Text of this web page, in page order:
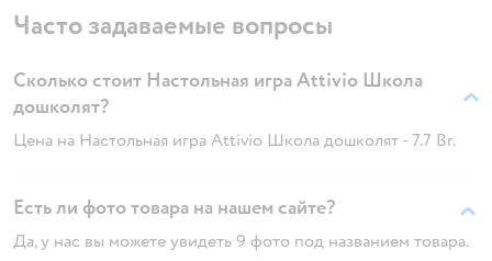
Часто задаваемые вопросы
Сколько стоит Настольная игра Attivio Школа
дошколят?
Цена на Настольная игра Attivio Школа дошколят - 7.7 Br.
Есть ли фото товара на нашем сайте?
Да, у нас вы можете увидеть 9 фото под названием товара.